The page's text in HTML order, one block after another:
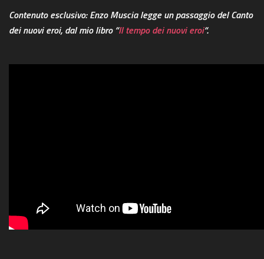
Contenuto esclusivo: Enzo Muscia legge un passaggio del Canto
dei nuovi eroi, dal mio libro “Il tempo dei nuovi eroi“.